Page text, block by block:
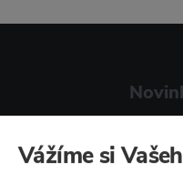
Vážíme si